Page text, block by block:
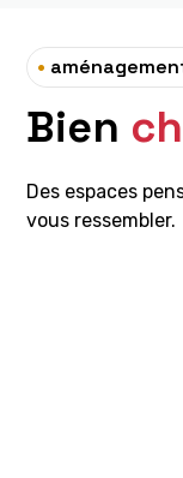
•
Bien
Des espaces
vous ressembler.